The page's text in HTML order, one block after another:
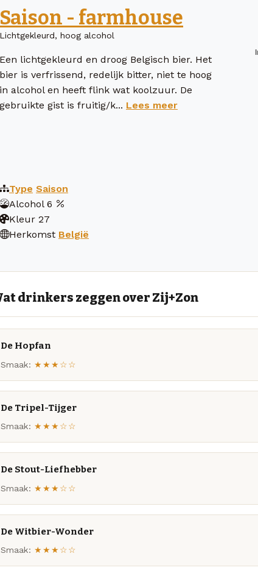
Saison - farmhouse
Lichtgekleurd, hoog alcohol
Een lichtgekleurd en droog Belgisch bier. Het
bier is verfrissend, redelijk bitter, niet te hoog
in alcohol en heeft flink wat koolzuur. De
gebruikte gist is fruitig/k... Lees meer
Type Saison
Alcohol 6
Kleur 27
Herkomst België
drinkers zeggen over Zij+Zon
De Hopfan
Smaak: ★★★☆☆
De Tripel-Tijger
Smaak: ★★★☆☆
De Stout-Liefhebber
Smaak: ★★★☆☆
De Witbier-Wonder
Smaak: ★★★☆☆